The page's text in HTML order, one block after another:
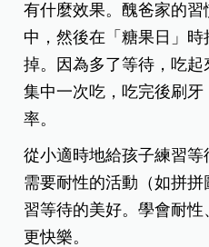
有什麼效果。醜爸家的
中，然後在「糖果日」
掉。因為多了等待，吃
集中一次吃，吃完後刷
率。
從小適時地給孩子練習
需要耐性的活動（如拼
習等待的美好。學會耐
更快樂。